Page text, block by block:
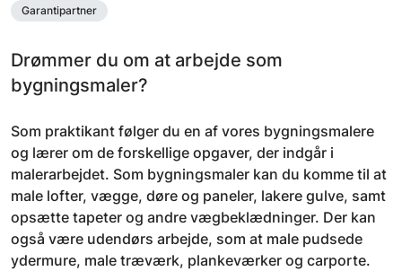
Garantipartner
Drømmer du om at arbejde som
bygningsmaler?
Som praktikant følger du en af vores bygningsmalere
og lærer om de forskellige opgaver, der indgår i
malerarbejdet. Som bygningsmaler kan du komme til at
male lofter, vægge, døre og paneler, lakere gulve, samt
opsætte tapeter og andre vægbeklædninger. Der kan
også være udendørs arbejde, som at male pudsede
ydermure, male træværk, plankeværker og carporte.